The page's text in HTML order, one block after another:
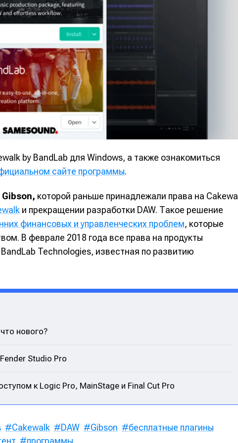
сетях
Реклама Редакционная политика (в разработке)
сетях
Реклама Редакционная политика (в разработке)
by BandLab для Windows, а также ознакомиться
сайте программы.
Gibson, которой раньше принадлежали права на
и прекращении разработки DAW. Такое решение
финансовых и управленческих проблем, которые
В феврале 2018 года все права на продукты
Technologies, известная по развитию
нового?
Studio Pro
к Logic Pro, MainStage и Final Cut Pro
Cakewalk DAW Gibson
бесплатные плагины
программы